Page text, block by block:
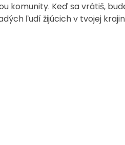
komunity. Keď sa vrátiš,
ľudí žijúcich v tvojej